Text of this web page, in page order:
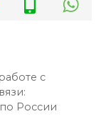
с
России